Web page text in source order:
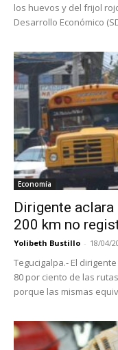
los huevos y del frijol
Desarrollo Económico
Economía
Dirigente
200 km no
Yolibeth Bustillo - 18/04/
Tegucigalpa.- El
80 por ciento de las
porque las mismas